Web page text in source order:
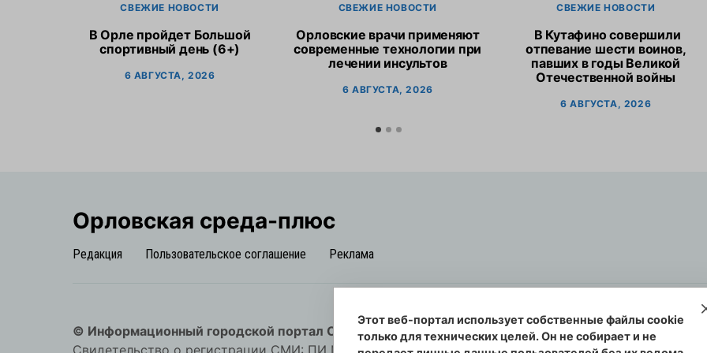
СВЕЖИЕ НОВОСТИ
В Орле пройдет Большой
спортивный день (6+)
6 АВГУСТА, 2026
СВЕЖИЕ НОВОСТИ
Орловские врачи применяют
современные технологии при
лечении инсультов
6 АВГУСТА, 2026
СВЕЖИЕ НОВОСТИ
В Кутафино совершили
отпевание шести воинов,
павших в годы Великой
Отечественной войны
6 АВГУСТА, 2026
Орловская cреда-плюс
Редакция Пользовательское соглашение Реклама
© Информационный городской портал Орловская cреда-плюс, 2021-2026
Свидетельство о регистрации СМИ: ПИ №57-00254 от 29 октября 2013 г.
Этот веб-портал использует собственные файлы cookie
только для технических целей. Он не собирает и не